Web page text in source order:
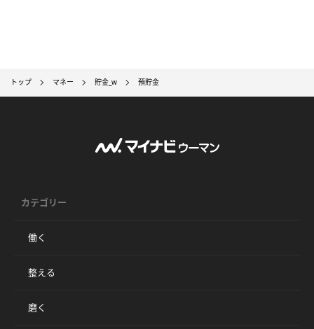
トップ マネー 貯金_w 預貯金
カテゴリー
働く
整える
磨く